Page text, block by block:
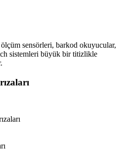
sensörleri, barkod okuyucular,
sistemleri büyük bir titizlikle